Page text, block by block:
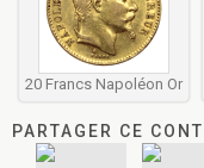
20 Francs Napoléon Or
PARTAGER CE